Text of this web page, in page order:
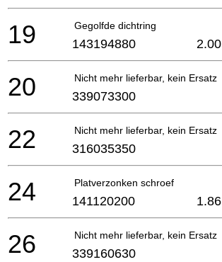
Gegolfde dichtring
19 143194880 2.00
Nicht mehr lieferbar, kein Ersatz
20 339073300
Nicht mehr lieferbar, kein Ersatz
22 316035350
Platverzonken schroef
24 141120200 1.86
Nicht mehr lieferbar, kein Ersatz
26 339160630